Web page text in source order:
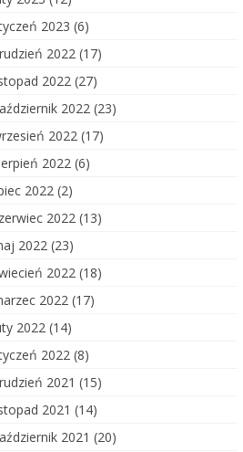
2023 (6)
2022 (17)
2022 (27)
2022 (23)
2022 (17)
2022 (6)
2022 (2)
2022 (13)
2022 (23)
2022 (18)
2022 (17)
2022 (14)
2022 (8)
2021 (15)
2021 (14)
2021 (20)